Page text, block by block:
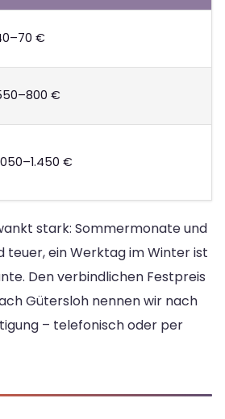
€
€
€
stark: Sommermonate und
teuer, ein Werktag im Winter ist
Den verbindlichen Festpreis
Gütersloh nennen wir nach
– telefonisch oder per